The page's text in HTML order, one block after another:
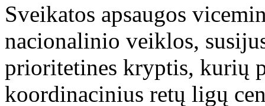
Sveikatos apsaugos
nacionalinio veiklos,
prioritetines kryptis, kurių
koordinacinius retų ligų